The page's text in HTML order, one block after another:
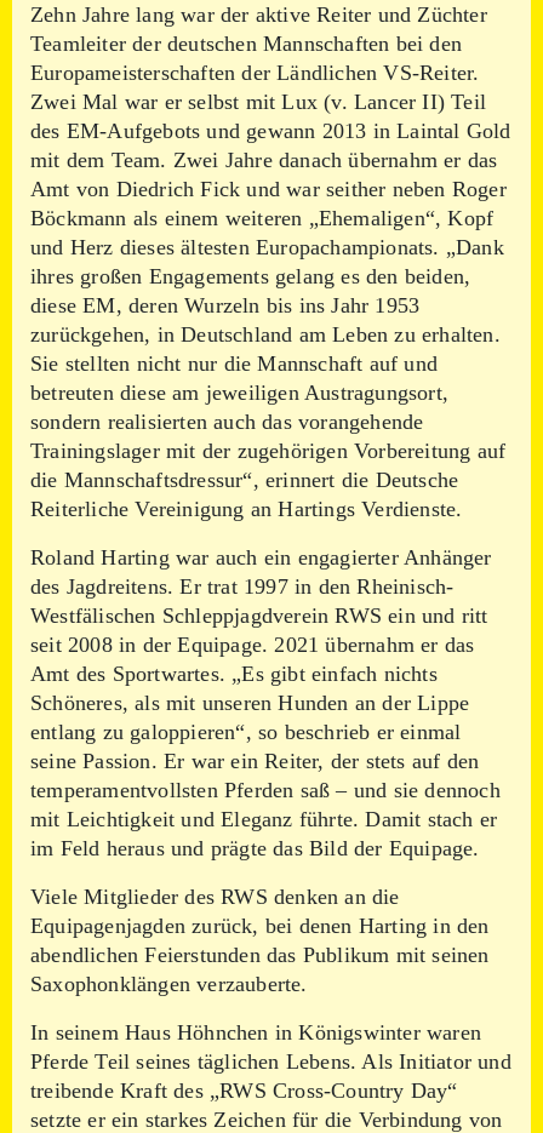
Zehn Jahre lang war der aktive Reiter und Züchter
Teamleiter der deutschen Mannschaften bei den
Europameisterschaften der Ländlichen VS-Reiter.
Zwei Mal war er selbst mit Lux (v. Lancer II) Teil
des EM-Aufgebots und gewann 2013 in Laintal Gold
mit dem Team. Zwei Jahre danach übernahm er das
Amt von Diedrich Fick und war seither neben Roger
Böckmann als einem weiteren „Ehemaligen“, Kopf
und Herz dieses ältesten Europachampionats. „Dank
ihres großen Engagements gelang es den beiden,
diese EM, deren Wurzeln bis ins Jahr 1953
zurückgehen, in Deutschland am Leben zu erhalten.
Sie stellten nicht nur die Mannschaft auf und
betreuten diese am jeweiligen Austragungsort,
sondern realisierten auch das vorangehende
Trainingslager mit der zugehörigen Vorbereitung auf
die Mannschaftsdressur“, erinnert die Deutsche
Reiterliche Vereinigung an Hartings Verdienste.
Roland Harting war auch ein engagierter Anhänger
des Jagdreitens. Er trat 1997 in den Rheinisch-
Westfälischen Schleppjagdverein RWS ein und ritt
seit 2008 in der Equipage. 2021 übernahm er das
Amt des Sportwartes. „Es gibt einfach nichts
Schöneres, als mit unseren Hunden an der Lippe
entlang zu galoppieren“, so beschrieb er einmal
seine Passion. Er war ein Reiter, der stets auf den
temperamentvollsten Pferden saß – und sie dennoch
mit Leichtigkeit und Eleganz führte. Damit stach er
im Feld heraus und prägte das Bild der Equipage.
Viele Mitglieder des RWS denken an die
Equipagenjagden zurück, bei denen Harting in den
abendlichen Feierstunden das Publikum mit seinen
Saxophonklängen verzauberte.
In seinem Haus Höhnchen in Königswinter waren
Pferde Teil seines täglichen Lebens. Als Initiator und
treibende Kraft des „RWS Cross-Country Day“
setzte er ein starkes Zeichen für die Verbindung von